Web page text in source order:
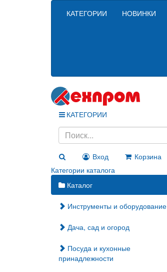
КАТЕГОРИИ НОВИНКИ
КАТЕГОРИИ
Вход
Корзина
Категории каталога
Каталог
Инструменты и оборудование
Дача, сад и огород
Посуда и кухонные
принадлежности